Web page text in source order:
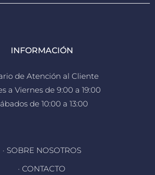
INFORMACIÓN
de Atención al Cliente
a Viernes de 9:00 a 19:00
de 10:00 a 13:00
· SOBRE NOSOTROS
· CONTACTO